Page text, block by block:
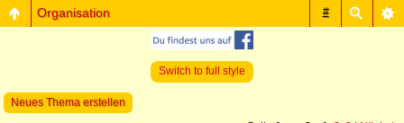
#
Organisation
Switch to full style
Neues Thema erstellen